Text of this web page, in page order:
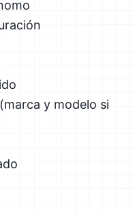
y modelo si